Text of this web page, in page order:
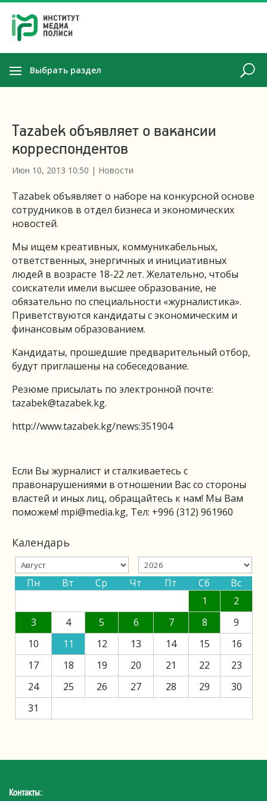
Выбрать раздел
Tazabek объявляет о вакансии
корреспондентов
Июн 10, 2013 10:50 | Новости
Tazabek объявляет о наборе на конкурсной основе
сотрудников в отдел бизнеса и экономических
новостей.
Мы ищем креативных, коммуникабельных,
ответственных, энергичных и инициативных
людей в возрасте 18-22 лет. Желательно, чтобы
соискатели имели высшее образование, не
обязательно по специальности «журналистика».
Приветствуются кандидаты с экономическим и
финансовым образованием.
Кандидаты, прошедшие предварительный отбор,
будут приглашены на собеседование.
Резюме присылать по электронной почте:
tazabek@tazabek.kg.
http://www.tazabek.kg/news:351904
Если Вы журналист и сталкиваетесь с
правонарушениями в отношении Вас со стороны
властей и иных лиц, обращайтесь к нам! Мы Вам
поможем! mpi@media.kg, Тел: +996 (312) 961960
Календарь
Пн Вт Ср Чт Пт Сб
Вс
1
2
3
4 5 6 7 8
9
10
11 12 13 14 15
16
17
18 19 20 21 22
23
24
25 26 27 28 29
30
31
Контакты: